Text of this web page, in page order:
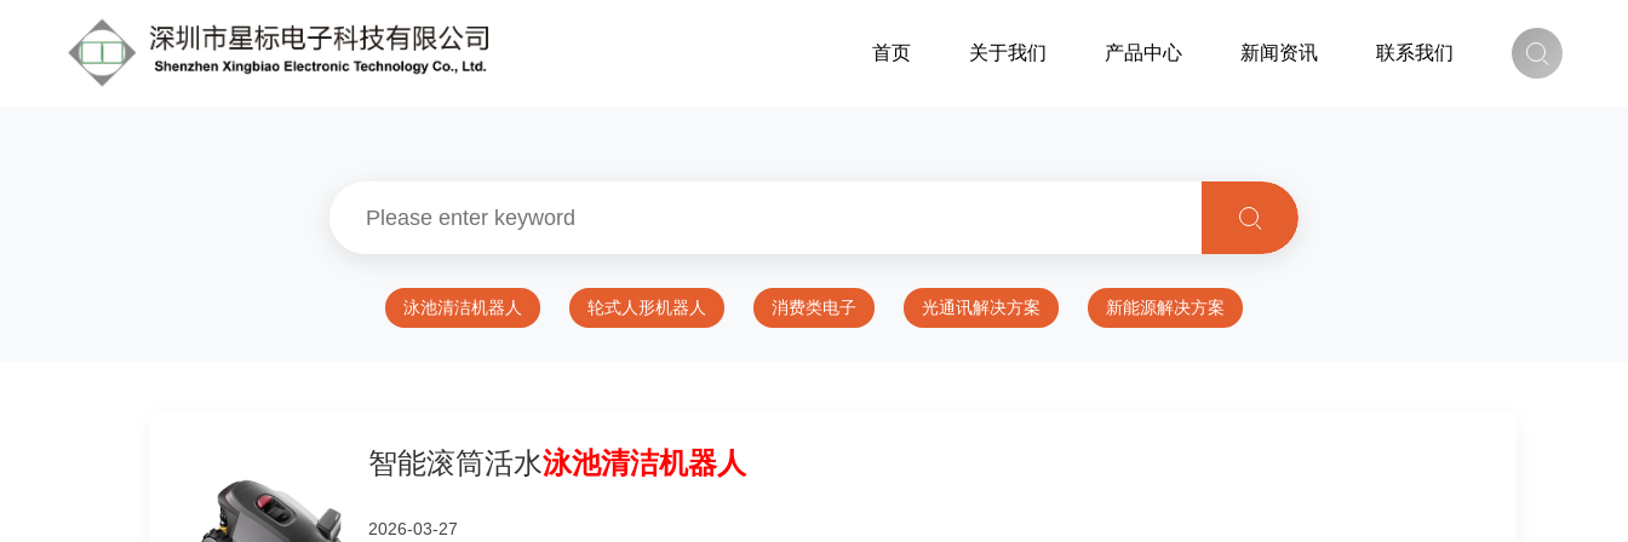
首页 关于我们 产品中心 新闻资讯 联系我们
泳池清洁机器人 轮式人形机器人 消费类电子 光通讯解决方案 新能源解决方案
智能滚筒活水泳池清洁机器人
2026-03-27